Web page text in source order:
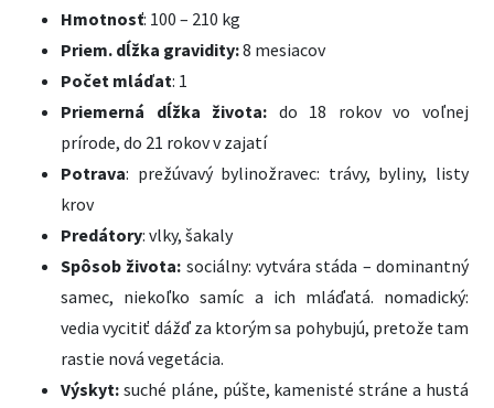
Hmotnosť: 100 – 210 kg
Priem. dĺžka gravidity:8 mesiacov
Počet mláďat: 1
Priemerná dĺžka života: do 18 rokov vo voľnej
prírode, do 21 rokov v zajatí
Potrava: prežúvavý bylinožravec: trávy, byliny, listy
krov
Predátory: vlky, šakaly
Spôsob života: sociálny: vytvára stáda – dominantný
samec, niekoľko samíc a ich mláďatá. nomadický:
vedia vycitiť dážď za ktorým sa pohybujú, pretože tam
rastie nová vegetácia.
Výskyt: suché pláne, púšte, kamenisté stráne a hustá